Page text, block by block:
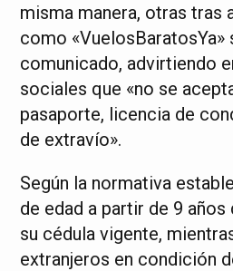
misma manera, otras tras
como «VuelosBaratosYa»
comunicado, advirtiendo
sociales que «no se
pasaporte, licencia de
de extravío».
Según la normativa
de edad a partir de 9 años
su cédula vigente,
extranjeros en condición